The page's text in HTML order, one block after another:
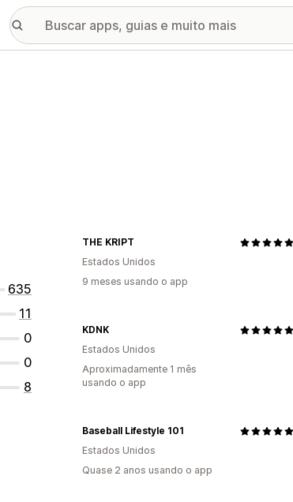
635
11
0
0
8
THE KRIPT
Estados Unidos
9 meses usando o app
KDNK
Estados Unidos
Aproximadamente 1 mês
usando o app
Baseball Lifestyle 101
Estados Unidos
Quase 2 anos usando o app